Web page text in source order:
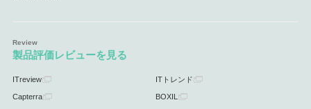
製品評価レビューを見る
ITreview ITトレンド
Capterra BOXIL